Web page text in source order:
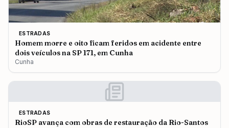
ESTRADAS
Homem morre e oito ficam feridos em acidente entre
dois veículos na SP 171, em Cunha
Cunha
ESTRADAS
RioSP avança com obras de restauração da Rio-Santos